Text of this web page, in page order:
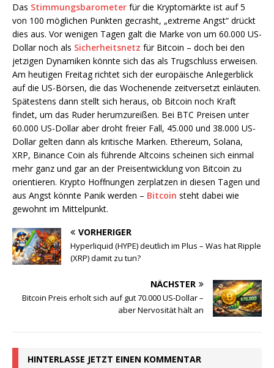
Das Stimmungsbarometer für die Kryptomärkte ist auf 5
von 100 möglichen Punkten gecrasht, „extreme Angst“ drückt
dies aus. Vor wenigen Tagen galt die Marke von um 60.000 US-
Dollar noch als Sicherheitsnetz für Bitcoin – doch bei den
jetzigen Dynamiken könnte sich das als Trugschluss erweisen.
Am heutigen Freitag richtet sich der europäische Anlegerblick
auf die US-Börsen, die das Wochenende zeitversetzt einläuten.
Spätestens dann stellt sich heraus, ob Bitcoin noch Kraft
findet, um das Ruder herumzureißen. Bei BTC Preisen unter
60.000 US-Dollar aber droht freier Fall, 45.000 und 38.000 US-
Dollar gelten dann als kritische Marken. Ethereum, Solana,
XRP, Binance Coin als führende Altcoins scheinen sich einmal
mehr ganz und gar an der Preisentwicklung von Bitcoin zu
orientieren. Krypto Hoffnungen zerplatzen in diesen Tagen und
aus Angst könnte Panik werden – Bitcoin steht dabei wie
gewohnt im Mittelpunkt.
VORHERIGER
Hyperliquid (HYPE) deutlich im Plus – Was hat Ripple
(XRP) damit zu tun?
NÄCHSTER
Bitcoin Preis erholt sich auf gut 70.000 US-Dollar –
aber Nervosität hält an
HINTERLASSE JETZT EINEN KOMMENTAR